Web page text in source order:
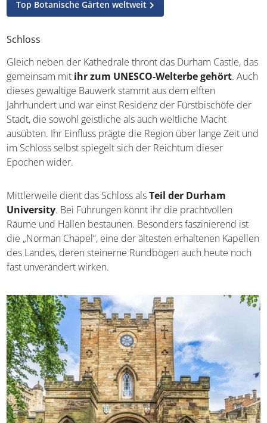
Top Botanische Gärten weltweit
Schloss
Gleich neben der Kathedrale thront das Durham Castle, das
gemeinsam mit ihr zum UNESCO-Welterbe gehört. Auch
dieses gewaltige Bauwerk stammt aus dem elften
Jahrhundert und war einst Residenz der Fürstbischöfe der
Stadt, die sowohl geistliche als auch weltliche Macht
ausübten. Ihr Einfluss prägte die Region über lange Zeit und
im Schloss selbst spiegelt sich der Reichtum dieser
Epochen wider.
Mittlerweile dient das Schloss alsTeil der Durham
University. Bei Führungen könnt ihr die prachtvollen
Räume und Hallen bestaunen. Besonders faszinierend ist
die „Norman Chapel“, eine der ältesten erhaltenen Kapellen
des Landes, deren steinerne Rundbögen auch heute noch
fast unverändert wirken.